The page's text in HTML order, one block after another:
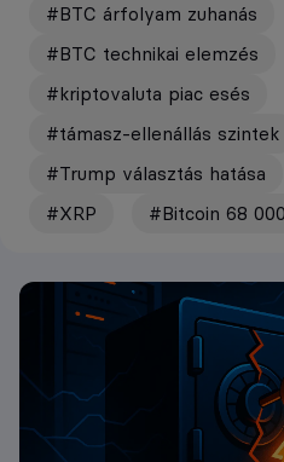
#BTC árfolyam zuhanás
#BTC technikai elemzés
#kriptovaluta piac esés
#támasz-ellenállás szintek
#Trump választás hatása
#XRP
#Bitcoin 68